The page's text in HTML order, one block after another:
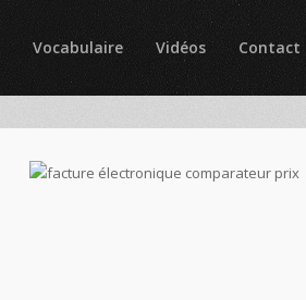
Vocabulaire Vidéos Contact